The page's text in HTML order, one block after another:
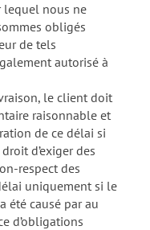
lequel nous ne
obligés
de tels
autorisé à
le client doit
raisonnable et
de ce délai si
d’exiger des
respect des
uniquement si le
été causé par au
d’obligations